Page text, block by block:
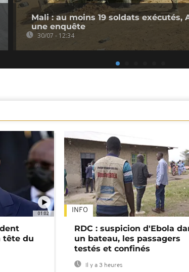
Mali : au moins 19 soldats exécutés,
une enquête
30/07 - 12:34
01:02
tête du
INFO
RDC : suspicion d'Ebola
un bateau, les passagers
testés et confinés
Il y a 3 heures